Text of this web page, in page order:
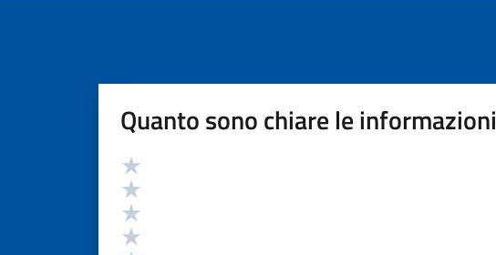
Quanto sono chiare le
Valutazione